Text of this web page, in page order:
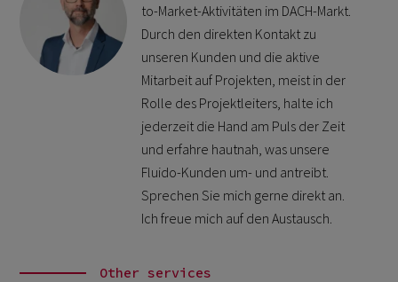
to-Market-Aktivitäten im DACH-Markt.
Durch den direkten Kontakt zu
unseren Kunden und die aktive
Mitarbeit auf Projekten, meist in der
Rolle des Projektleiters, halte ich
jederzeit die Hand am Puls der Zeit
und erfahre hautnah, was unsere
Fluido-Kunden um- und antreibt.
Sprechen Sie mich gerne direkt an.
Ich freue mich auf den Austausch.
Other services